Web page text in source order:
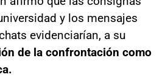
y los mensajes
evidenciarían, a su
de la confrontación como